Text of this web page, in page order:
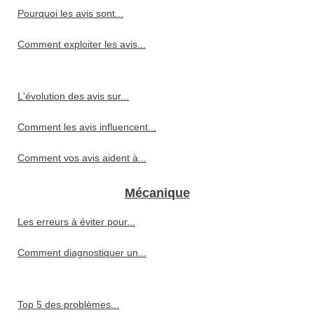
Pourquoi les avis sont...
Comment exploiter les avis...
L'évolution des avis sur...
Comment les avis influencent...
Comment vos avis aident à...
Mécanique
Les erreurs à éviter pour...
Comment diagnostiquer un...
Top 5 des problèmes...